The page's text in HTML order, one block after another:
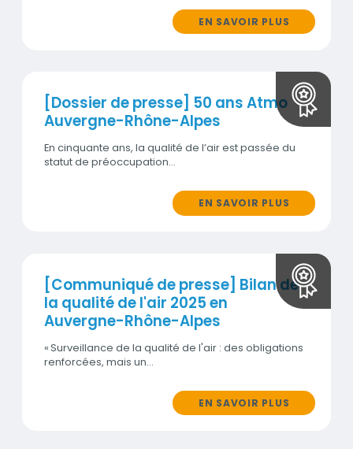
EN SAVOIR PLUS
[Dossier de presse] 50 ans Atmo
Auvergne-Rhône-Alpes
En cinquante ans, la qualité de l’air est passée du
statut de préoccupation…
EN SAVOIR PLUS
[Communiqué de presse] Bilan de
la qualité de l'air 2025 en
Auvergne-Rhône-Alpes
« Surveillance de la qualité de l'air : des obligations
renforcées, mais un…
EN SAVOIR PLUS